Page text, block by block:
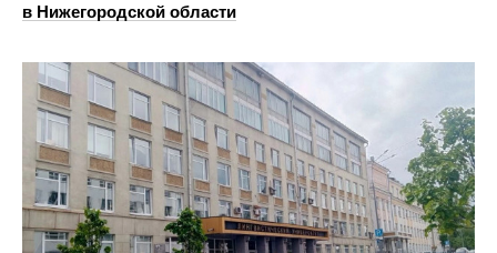
в Нижегородской области